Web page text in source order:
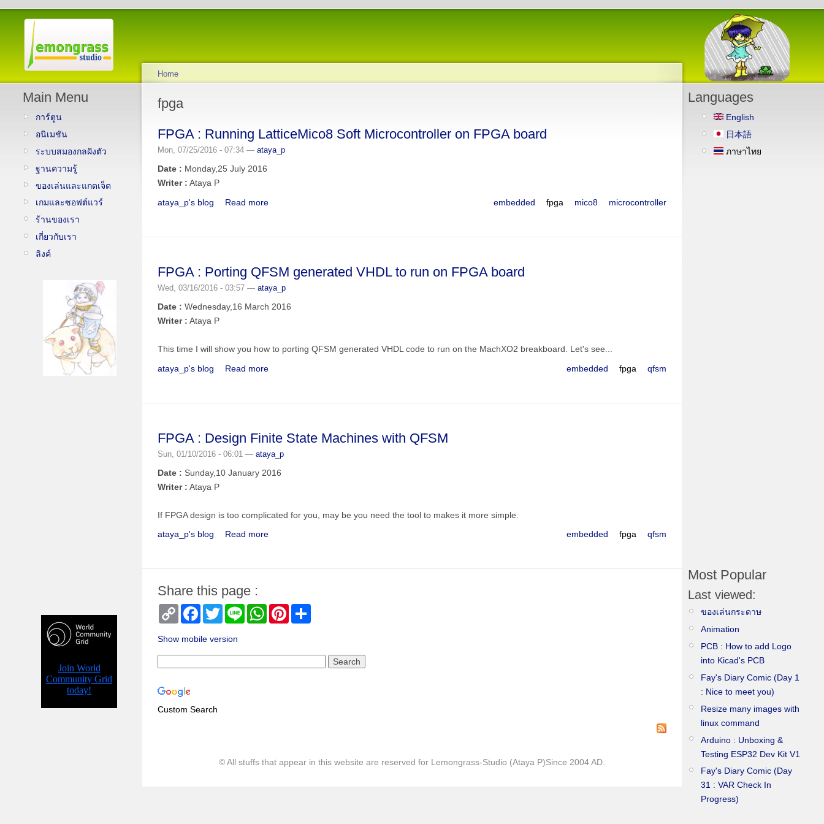
Main Menu
การ์ตูน
อนิเมชัน
ระบบสมองกลฝังตัว
ฐานความรู้
ของเล่นและแกดเจ็ต
เกมและซอฟต์แวร์
ร้านของเรา
เกี่ยวกับเรา
ลิงค์
Home
fpga
FPGA : Running LatticeMico8 Soft Microcontroller on FPGA board
Mon, 07/25/2016 - 07:34 — ataya_p
Date : Monday,25 July 2016
Writer : Ataya P
embedded
fpga mico8 microcontroller
ataya_p's blog Read more
FPGA : Porting QFSM generated VHDL to run on FPGA board
Wed, 03/16/2016 - 03:57 — ataya_p
Date : Wednesday,16 March 2016
Writer : Ataya P
This time I will show you how to porting QFSM generated VHDL code to run on the MachXO2 breakboard. Let's see...
embedded
fpga qfsm
ataya_p's blog Read more
FPGA : Design Finite State Machines with QFSM
Sun, 01/10/2016 - 06:01 — ataya_p
Date : Sunday,10 January 2016
Writer : Ataya P
If FPGA design is too complicated for you, may be you need the tool to makes it more simple.
embedded
fpga qfsm
ataya_p's blog Read more
Share this page :
Copy
Link
Facebook
TwitterLine WhatsAppPinterest
Show mobile version
Custom Search
© All stuffs that appear in this website are reserved for Lemongrass-Studio (Ataya P)Since 2004 AD.
Languages
English
日本語
ภาษาไทย
Most Popular
Last viewed:
ของเล่นกระดาษ
Animation
PCB : How to add Logo
into Kicad's PCB
Fay's Diary Comic (Day 1
: Nice to meet you)
Resize many images with
linux command
Arduino : Unboxing &
Testing ESP32 Dev Kit V1
Fay's Diary Comic (Day
31 : VAR Check In
Progress)